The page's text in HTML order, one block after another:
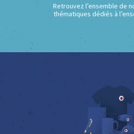
Retrouvez l’ensemble de
thématiques dédiés à